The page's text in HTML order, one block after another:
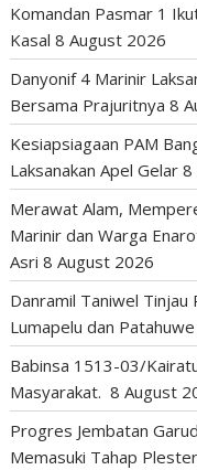
Komandan Pasmar 1
Kasal 8 August 2026
Danyonif 4 Marinir
Bersama Prajuritnya 8
Kesiapsiagaan PAM
Laksanakan Apel Gelar 8
Merawat Alam,
Marinir dan Warga
Asri 8 August 2026
Danramil Taniwel
Lumapelu dan Patahuwe
Babinsa 1513-03/
Masyarakat. 8 August
Progres Jembatan
Memasuki Tahap